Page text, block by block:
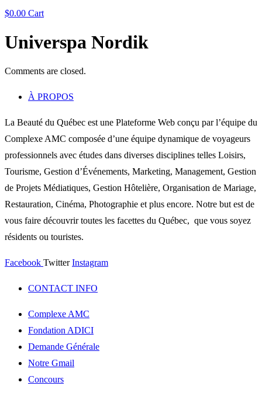
$0.00 Cart
Universpa Nordik
Comments are closed.
À PROPOS
La Beauté du Québec est une Plateforme Web conçu par l’équipe du
Complexe AMC composée d’une équipe dynamique de voyageurs
professionnels avec études dans diverses disciplines telles Loisirs,
Tourisme, Gestion d’Événements, Marketing, Management, Gestion
de Projets Médiatiques, Gestion Hôtelière, Organisation de Mariage,
Restauration, Cinéma, Photographie et plus encore. Notre but est de
vous faire découvrir toutes les facettes du Québec, que vous soyez
résidents ou touristes.
Facebook Twitter Instagram
CONTACT INFO
Complexe AMC
Fondation ADICI
Demande Générale
Notre Gmail
Concours